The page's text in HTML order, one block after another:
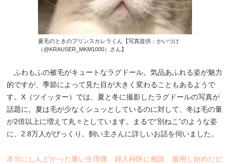
夏毛のときのプリンスカレラくん【写真提供：かいつけ
（@KRAUSER_MKM1000）さん】
ふわもふの被毛がキュートなラグドール。気品あふれる姿が魅力
的ですが、季節によって見た目が大きく変わることもあるようで
す。X（ツイッター）では、夏と冬に撮影したラグドールの写真が
話題に。夏は毛が少なくシュッとしているのに対して、冬は毛の量
が2倍以上に増えて丸々としています。まるで“別ねこ”のような姿
に、2.8万人がびっくり。飼い主さんに詳しいお話を伺いました。
本当にしんどかった重い生理痛 婦人科医に相談、服用し始めたピ